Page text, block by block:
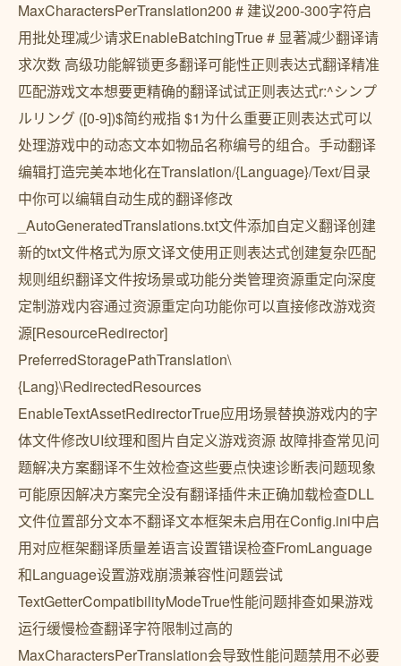
MaxCharactersPerTranslation200 # 建议200-300字符启
用批处理减少请求EnableBatchingTrue # 显著减少翻译请
求次数 高级功能解锁更多翻译可能性正则表达式翻译精准
匹配游戏文本想要更精确的翻译试试正则表达式r:^シンプ
ルリング ([0-9])$简约戒指 $1为什么重要正则表达式可以
处理游戏中的动态文本如物品名称编号的组合。手动翻译
编辑打造完美本地化在Translation/{Language}/Text/目录
中你可以编辑自动生成的翻译修改
_AutoGeneratedTranslations.txt文件添加自定义翻译创建
新的txt文件格式为原文译文使用正则表达式创建复杂匹配
规则组织翻译文件按场景或功能分类管理资源重定向深度
定制游戏内容通过资源重定向功能你可以直接修改游戏资
源[ResourceRedirector]
PreferredStoragePathTranslation\
{Lang}\RedirectedResources
EnableTextAssetRedirectorTrue应用场景替换游戏内的字
体文件修改UI纹理和图片自定义游戏资源️ 故障排查常见问
题解决方案翻译不生效检查这些要点快速诊断表问题现象
可能原因解决方案完全没有翻译插件未正确加载检查DLL
文件位置部分文本不翻译文本框架未启用在Config.ini中启
用对应框架翻译质量差语言设置错误检查FromLanguage
和Language设置游戏崩溃兼容性问题尝试
TextGetterCompatibilityModeTrue性能问题排查如果游戏
运行缓慢检查翻译字符限制过高的
MaxCharactersPerTranslation会导致性能问题禁用不必要